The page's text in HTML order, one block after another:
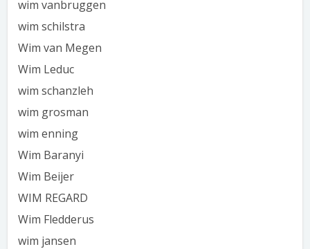
wim vanbruggen
wim schilstra
Wim van Megen
Wim Leduc
wim schanzleh
wim grosman
wim enning
Wim Baranyi
Wim Beijer
WIM REGARD
Wim Fledderus
wim jansen